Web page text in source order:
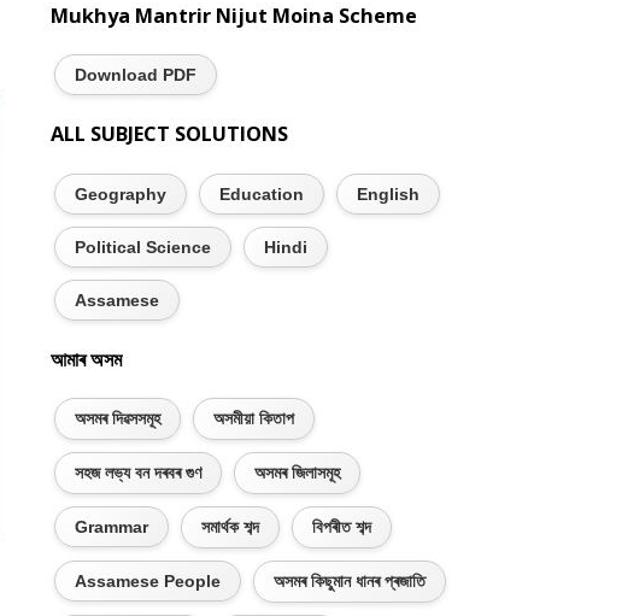
Mukhya Mantrir Nijut Moina Scheme
Download PDF
ALL SUBJECT SOLUTIONS
Geography Education English
Political Science Hindi
Assamese
আমাৰ অসম
অসমৰ দিৱসসমূহ অসমীয়া কিতাপ
সহজ লভ্য বন দৰবৰ গুণ অসমৰ জিলাসমূহ
Grammar সমাৰ্থক শব্দ বিপৰীত শব্দ
Assamese People অসমৰ কিছুমান ধানৰ প্ৰজাতি